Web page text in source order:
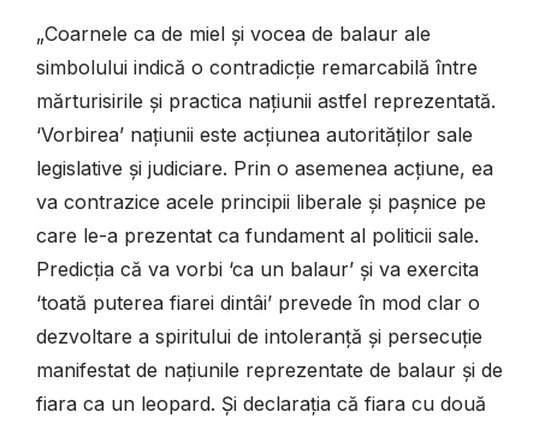
„Coarnele ca de miel și vocea de balaur ale
simbolului indică o contradicție remarcabilă între
mărturisirile și practica națiunii astfel reprezentată.
‘Vorbirea’ națiunii este acțiunea autorităților sale
legislative și judiciare. Prin o asemenea acțiune, ea
va contrazice acele principii liberale și pașnice pe
care le-a prezentat ca fundament al politicii sale.
Predicția că va vorbi ‘ca un balaur’ și va exercita
‘toată puterea fiarei dintâi’ prevede în mod clar o
dezvoltare a spiritului de intoleranță și persecuție
manifestat de națiunile reprezentate de balaur și de
fiara ca un leopard. Și declarația că fiara cu două